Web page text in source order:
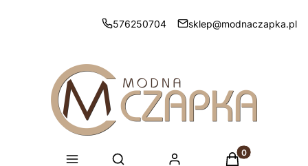
576250704 sklep@modnaczapka.pl
Otwórz wyszukiwarkę Produkty w